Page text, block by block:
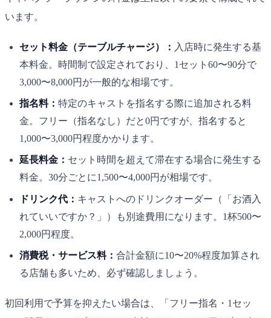
います。
セット料金（テーブルチャージ）： 入店時に発生する基
本料金。時間制で設定されており、1セット60〜90分で
3,000〜8,000円が一般的な相場です。
指名料： 特定のキャストを指名する際に追加される料
金。フリー（指名なし）だと0円ですが、指名すると
1,000〜3,000円程度かかります。
延長料金： セット時間を超えて滞在する場合に発生する
料金。30分ごとに1,500〜4,000円が相場です。
ドリンク代： キャストへのドリンクオーダー（「お酒入
れていいですか？」）も別途費用になります。1杯500〜
2,000円程度。
消費税・サービス料： 合計金額に10〜20%程度加算され
る店舗も多いため、必ず確認しましょう。
初回利用で予算を抑えたい場合は、「フリー指名・1セッ